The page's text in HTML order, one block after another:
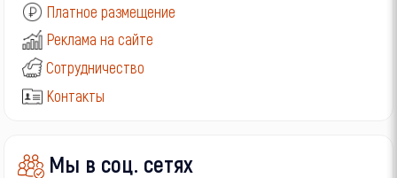
Платное размещение
Реклама на сайте
Сотрудничество
Контакты
Мы в соц. сетях